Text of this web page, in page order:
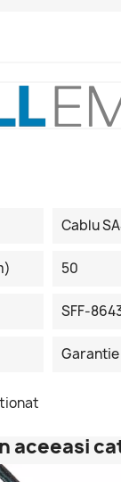
Cablu
50
SFF-
Garantie
aceeasi